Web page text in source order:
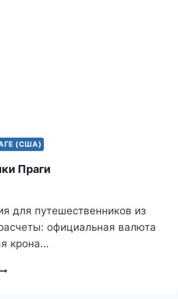
(США)
Праги
путешественников из
официальная валюта
крона…